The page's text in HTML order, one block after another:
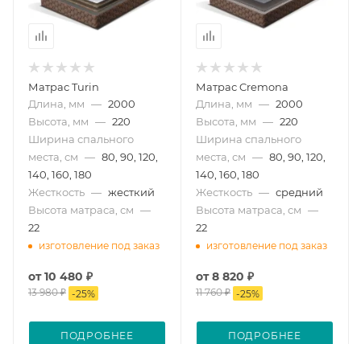
Матрас Turin
Длина, мм — 2000
Высота, мм — 220
Ширина спального
места, см — 80, 90, 120,
140, 160, 180
Жесткость — жесткий
Высота матраса, см —
22
изготовление под заказ
от10 480 ₽
13 980 ₽ -25%
ПОДРОБНЕЕ
Матрас Cremona
Длина, мм — 2000
Высота, мм — 220
Ширина спального
места, см — 80, 90, 120,
140, 160, 180
Жесткость — средний
Высота матраса, см —
22
изготовление под заказ
от8 820 ₽
11 760 ₽ -25%
ПОДРОБНЕЕ